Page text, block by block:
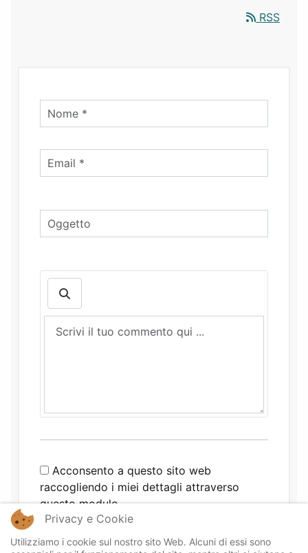
RSS
Acconsento a questo sito web
raccogliendo i miei dettagli attraverso
questo modulo.
Privacy e Cookie
Utilizziamo i cookie sul nostro sito Web. Alcuni di essi sono